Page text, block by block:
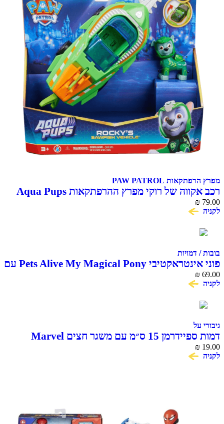
מפרץ הרפתקאות PAW PATROL
רכב אקווה של רוקי מפרץ ההרפתקאות Aqua Pups
עם דמות Rocky
₪ 79.00
לקניה
בובות / דמויות
פוני אינטראקטיבי Pets Alive My Magical Pony עם
אורווה ואביזרים ZURU
₪ 69.00
לקניה
גיבורי על
דמות ספיידרמן 15 ס״מ עם משגר חצים Marvel
Hasbro
₪ 19.00
לקניה